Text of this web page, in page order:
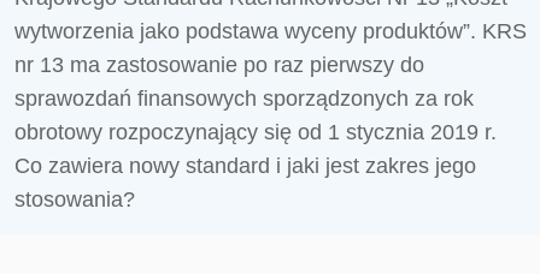
wytworzenia jako podstawa wyceny produktów”. KRS
nr 13 ma zastosowanie po raz pierwszy do
sprawozdań finansowych sporządzonych za rok
obrotowy rozpoczynający się od 1 stycznia 2019 r.
Co zawiera nowy standard i jaki jest zakres jego
stosowania?